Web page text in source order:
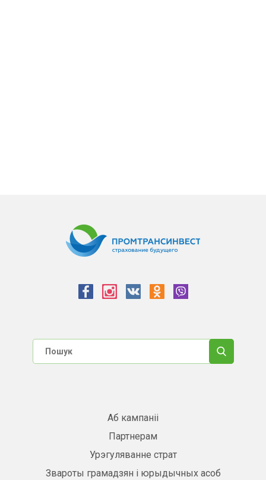
Аб кампаніі
Партнерам
Урэгуляванне страт
Звароты грамадзян і юрыдычных асоб